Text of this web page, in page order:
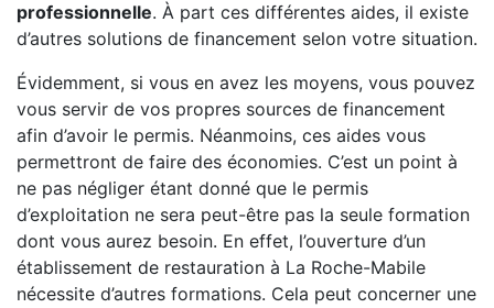
professionnelle. À part ces différentes aides, il existe
d’autres solutions de financement selon votre situation.
Évidemment, si vous en avez les moyens, vous pouvez
vous servir de vos propres sources de financement
afin d’avoir le permis. Néanmoins, ces aides vous
permettront de faire des économies. C’est un point à
ne pas négliger étant donné que le permis
d’exploitation ne sera peut-être pas la seule formation
dont vous aurez besoin. En effet, l’ouverture d’un
établissement de restauration à La Roche-Mabile
nécessite d’autres formations. Cela peut concerner une